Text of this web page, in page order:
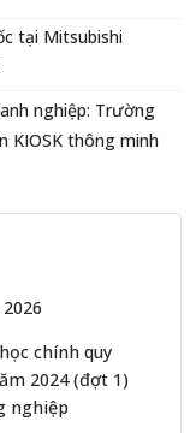
tại Mitsubishi
nghiệp: Trường
KIOSK thông minh
chính quy
2024 (đợt 1)
nghiệp